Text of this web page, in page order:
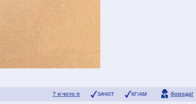
? я чото п ЗАЧОТ КГ/АМ борода!